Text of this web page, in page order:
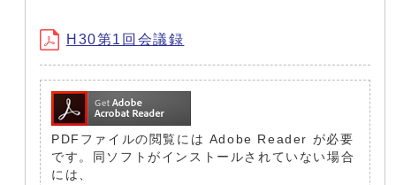
H30第1回会議録
PDFファイルの閲覧には Adobe Reader が必要
です。同ソフトがインストールされていない場合
には、